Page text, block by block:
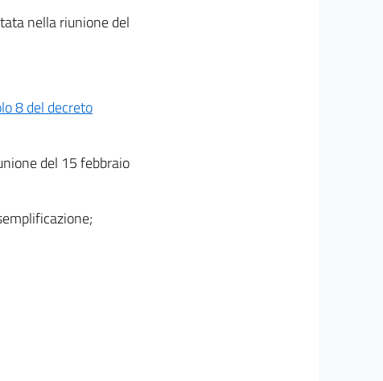
nella riunione del
8 del decreto
del 15 febbraio